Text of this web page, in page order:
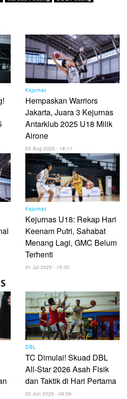
Kejurnas
Hempaskan Warriors
Jakarta, Juara 3 Kejurnas
Antarklub 2025 U18 Milik
Airone
03 Aug 2025 - 18:11
Kejurnas
Kejurnas U18: Rekap Hari
Keenam Putri, Sahabat
Menang Lagi, GMC Belum
Terhenti
31 Jul 2025 - 15:30
DBL
TC Dimulai! Skuad DBL
All-Star 2026 Asah Fisik
dan Taktik di Hari Pertama
20 Jun 2026 - 09:06